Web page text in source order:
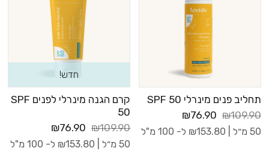
תחליב פנים מינרלי SPF 50
₪109.90
₪76.90
50 מ״ל | ₪153.80 ל- 100 מ"ל
חדש!
קרם הגנה מינרלי לפנים SPF
50
₪109.90
₪76.90
50 מ״ל | ₪153.80 ל- 100 מ"ל